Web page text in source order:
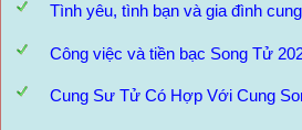
Tình yêu, tình bạn và gia đình
Công việc và tiền bạc Song Tử
Cung Sư Tử Có Hợp Với Cung